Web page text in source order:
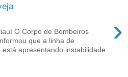
›
O Corpo de Bombeiros
que a linha de
apresentando instabilidade